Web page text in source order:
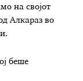
на својот
Алкараз во
беше